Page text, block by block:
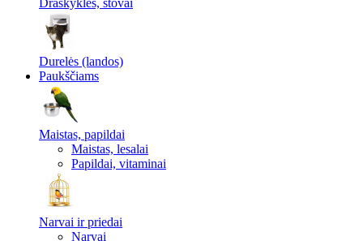
Draskyklės, stovai
Durelės (landos)
Paukščiams
Maistas, papildai
Maistas, lesalai
Papildai, vitaminai
Narvai ir priedai
Narvai